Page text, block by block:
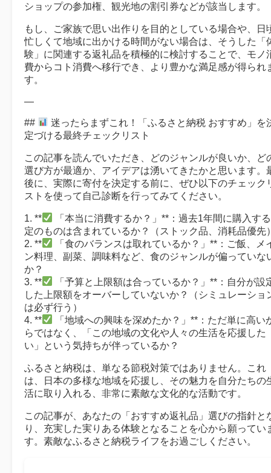
ショップの参加権、観光地の割引券などが該当します。
もし、ご家族で思い出作りを目的としている場合や、日
忙しくて地域に出かける時間がない場合は、そうした「
験」に関連する返礼品を積極的に検討することで、モノ
費からコト消費へ移行でき、より豊かな満足感が得られ
す。
—
##
迷ったらまずこれ！「ふるさと納税 おすすめ」を
定づける最終チェックリスト
この記事を読んでいただき、どのジャンルが良いか、ど
選び方が最適か、アイデアは湧いてきたかと思います。
後に、実際に寄付を決定する前に、ぜひ以下のチェック
ストを使って自己診断を行ってみてください。
1. **
「本当に消費するか？」**：過去1年間に購入す
定のものは含まれているか？（ストック品、消耗品優先
2. **
「食のバランスは取れているか？」**：ご飯、メ
ン料理、副菜、調味料など、食のジャンルが偏っていな
か？
3. **
「予算と上限額は合っているか？」**：自分が設
した上限額をオーバーしていないか？（シミュレーショ
は必ず行う）
4. **
「地域への興味を深めたか？」**：ただ単に高い
らではなく、「この地域の文化や人々の生活を応援した
い」という気持ちが伴っているか？
ふるさと納税は、単なる節税対策ではありません。これ
は、日本の多様な地域を応援し、その魅力を自分たちの
活に取り入れる、非常に素敵な文化的な活動です。
この記事が、あなたの「おすすめ返礼品」選びの指針と
り、充実した実りある体験となることを心から願ってい
す。素敵なふるさと納税ライフをお過ごしください。